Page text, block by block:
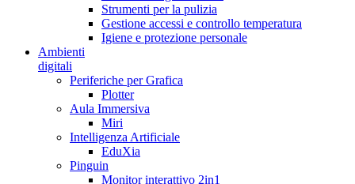
Strumenti per la pulizia
Gestione accessi e controllo temperatura
Igiene e protezione personale
Ambienti
digitali
Periferiche per Grafica
Plotter
Aula Immersiva
Miri
Intelligenza Artificiale
EduXia
Pinguin
Monitor interattivo 2in1